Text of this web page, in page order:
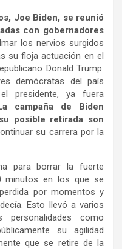
Joe Biden, se reunió
con gobernadores
los nervios surgidos
su floja actuación en el
Donald Trump.
demócratas del país
presidente, ya fuera
campaña de Biden
posible retirada son
su carrera por la
para borrar la fuerte
minutos en los que se
por momentos y
Esto llevó a varios
personalidades como
su agilidad
que se retire de la